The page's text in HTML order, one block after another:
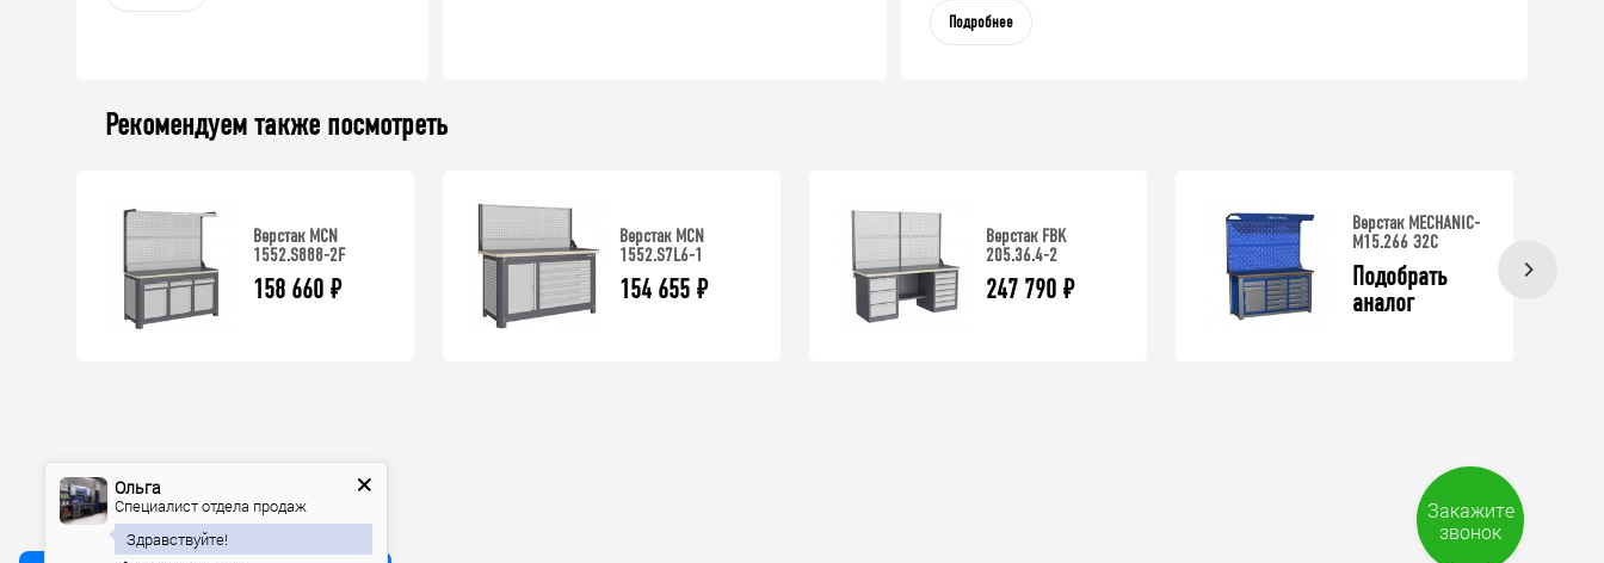
Подробнее
Рекомендуем также посмотреть
Верстак MCN
1552.S888-2F
158 660 ₽
Верстак MCN
1552.S7L6-1
154 655 ₽
Верстак FBK
205.36.4-2
247 790 ₽
Верстак MECHANIC-
М15.266 Э2С
Подобрать
аналог
Закажите
звонок
Ольга
Специалист отдела продаж
Здравствуйте!